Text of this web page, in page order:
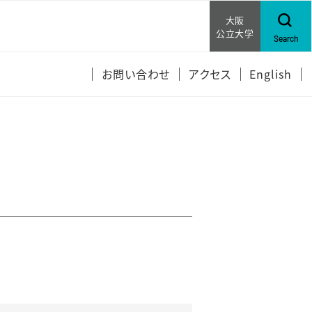
大阪
公立大学
Search
お問い合わせ アクセス English